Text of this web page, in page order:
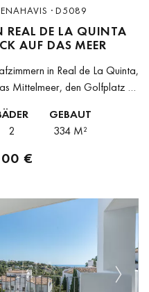
· D5089
REAL DE LA QUINTA
AUF DAS MEER
in Real de La Quinta,
Mittelmeer, den Golfplatz La
2
GEBAUT
334 M²
€
Next